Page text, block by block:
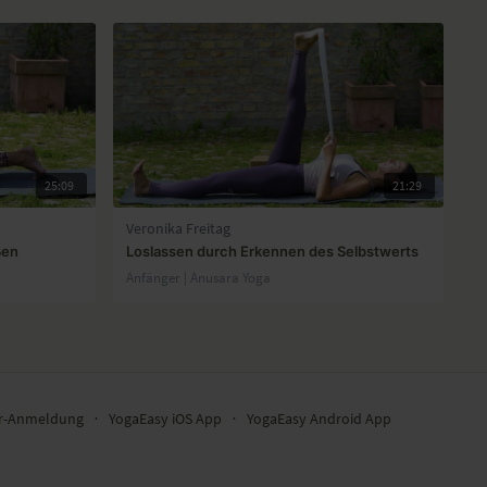
25:09 21:29
Veronika Freitag
Loslassen durch Erkennen des Selbstwerts
Anfänger | Anusara Yoga
Anmeldung ∙ YogaEasy iOS App ∙
YogaEasy Android App